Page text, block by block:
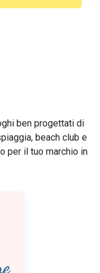
ben progettati di
beach club e
per il tuo marchio in